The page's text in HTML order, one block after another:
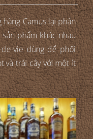
hãng Camus lại phân
phẩm khác nhau
de-vie dùng để phối
và trái cây với một ít